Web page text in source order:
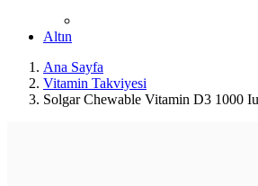
Altın
Ana Sayfa
Vitamin Takviyesi
Solgar Chewable Vitamin D3 1000